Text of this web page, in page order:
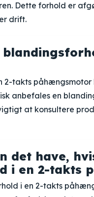
Dette forhold er
drift.
takts påhængsmotor
anbefales en
at konsultere
det have,
i en 2-takts
i en 2-takts